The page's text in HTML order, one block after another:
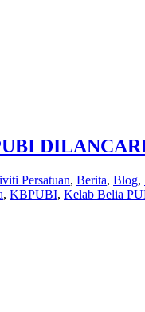
Persatuan, Berita, Blog,
, KBPUBI, Kelab Belia